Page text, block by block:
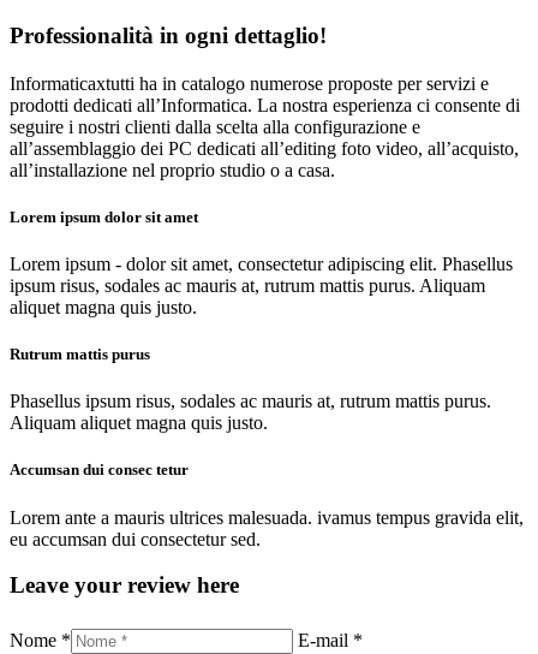
Professionalità in ogni dettaglio!
Informaticaxtutti ha in catalogo numerose proposte per servizi e
prodotti dedicati all’Informatica. La nostra esperienza ci consente di
seguire i nostri clienti dalla scelta alla configurazione e
all’assemblaggio dei PC dedicati all’editing foto video, all’acquisto,
all’installazione nel proprio studio o a casa.
Lorem ipsum dolor sit amet
Lorem ipsum - dolor sit amet, consectetur adipiscing elit. Phasellus
ipsum risus, sodales ac mauris at, rutrum mattis purus. Aliquam
aliquet magna quis justo.
Rutrum mattis purus
Phasellus ipsum risus, sodales ac mauris at, rutrum mattis purus.
Aliquam aliquet magna quis justo.
Accumsan dui consec tetur
Lorem ante a mauris ultrices malesuada. ivamus tempus gravida elit,
eu accumsan dui consectetur sed.
Leave your review here
Nome *
E-mail *